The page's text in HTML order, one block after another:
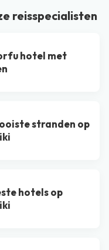
reisspecialisten
hotel met
stranden op
hotels op